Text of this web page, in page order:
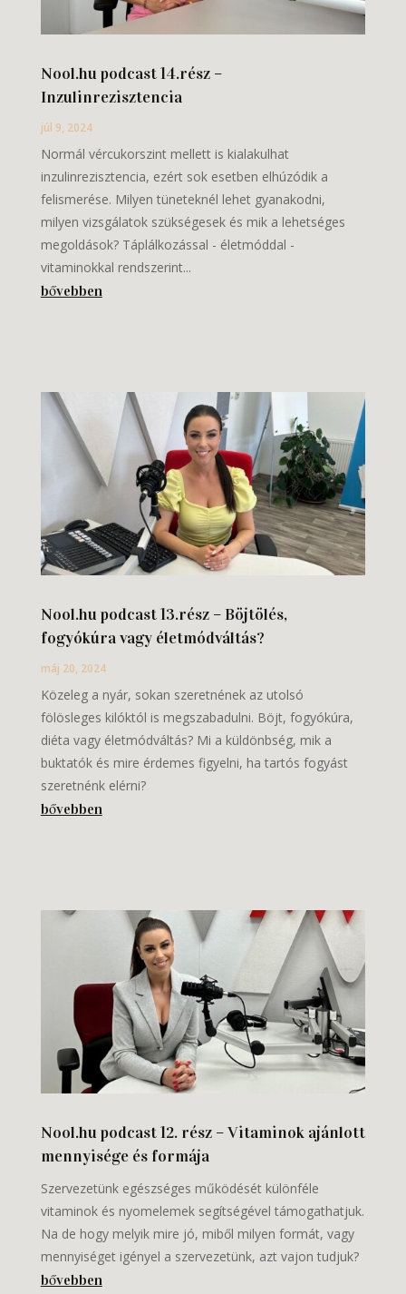
Nool.hu podcast 14.rész –
Inzulinrezisztencia
júl 9, 2024
Normál vércukorszint mellett is kialakulhat
inzulinrezisztencia, ezért sok esetben elhúzódik a
felismerése. Milyen tüneteknél lehet gyanakodni,
milyen vizsgálatok szükségesek és mik a lehetséges
megoldások? Táplálkozással - életmóddal -
vitaminokkal rendszerint...
bővebben
Nool.hu podcast 13.rész – Böjtölés,
fogyókúra vagy életmódváltás?
máj 20, 2024
Közeleg a nyár, sokan szeretnének az utolsó
fölösleges kilóktól is megszabadulni. Böjt, fogyókúra,
diéta vagy életmódváltás? Mi a küldönbség, mik a
buktatók és mire érdemes figyelni, ha tartós fogyást
szeretnénk elérni?
bővebben
Nool.hu podcast 12. rész – Vitaminok ajánlott
mennyisége és formája
Szervezetünk egészséges működését különféle
vitaminok és nyomelemek segítségével támogathatjuk.
Na de hogy melyik mire jó, miből milyen formát, vagy
mennyiséget igényel a szervezetünk, azt vajon tudjuk?
bővebben